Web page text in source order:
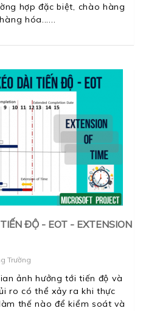
hợp đặc biệt, chào hàng
hóa...
ĐỘ - EOT - EXTENSION
Trường
ảnh hưởng tới tiến độ và
ro có thể xảy ra khi thực
thế nào để kiểm soát và